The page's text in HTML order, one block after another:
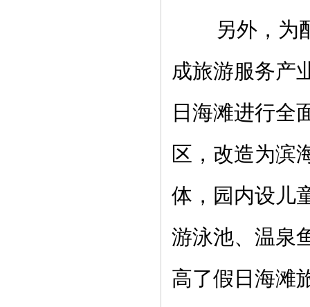
另外，为配
成旅游服务产
日海滩进行全
区，改造为滨
体，园内设儿
游泳池、温泉
高了假日海滩